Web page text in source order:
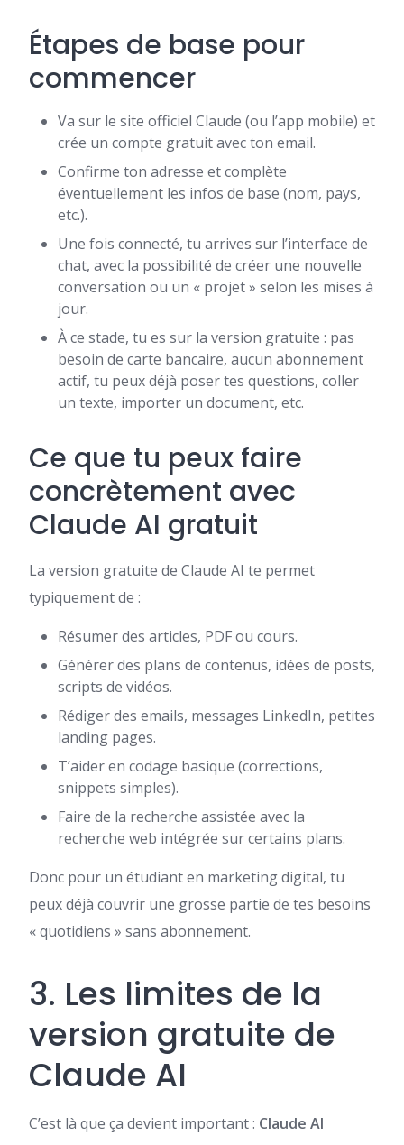
Étapes de base pour
commencer
Va sur le site officiel Claude (ou l’app mobile) et
crée un compte gratuit avec ton email.
Confirme ton adresse et complète
éventuellement les infos de base (nom, pays,
etc.).
Une fois connecté, tu arrives sur l’interface de
chat, avec la possibilité de créer une nouvelle
conversation ou un « projet » selon les mises à
jour.
À ce stade, tu es sur la version gratuite : pas
besoin de carte bancaire, aucun abonnement
actif, tu peux déjà poser tes questions, coller
un texte, importer un document, etc.
Ce que tu peux faire
concrètement avec
Claude AI gratuit
La version gratuite de Claude AI te permet
typiquement de :
Résumer des articles, PDF ou cours.
Générer des plans de contenus, idées de posts,
scripts de vidéos.
Rédiger des emails, messages LinkedIn, petites
landing pages.
T’aider en codage basique (corrections,
snippets simples).
Faire de la recherche assistée avec la
recherche web intégrée sur certains plans.
Donc pour un étudiant en marketing digital, tu
peux déjà couvrir une grosse partie de tes besoins
« quotidiens » sans abonnement.
3. Les limites de la
version gratuite de
Claude AI
C’est là que ça devient important : Claude AI